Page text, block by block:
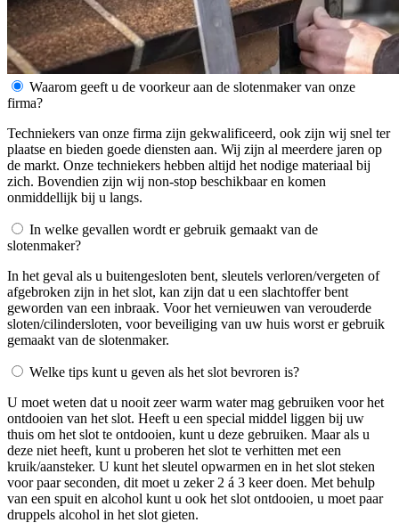
Waarom geeft u de voorkeur aan de slotenmaker van onze
firma?
Techniekers van onze firma zijn gekwalificeerd, ook zijn wij snel ter
plaatse en bieden goede diensten aan. Wij zijn al meerdere jaren op
de markt. Onze techniekers hebben altijd het nodige materiaal bij
zich. Bovendien zijn wij non-stop beschikbaar en komen
onmiddellijk bij u langs.
In welke gevallen wordt er gebruik gemaakt van de
slotenmaker?
In het geval als u buitengesloten bent, sleutels verloren/vergeten of
afgebroken zijn in het slot, kan zijn dat u een slachtoffer bent
geworden van een inbraak. Voor het vernieuwen van verouderde
sloten/cilindersloten, voor beveiliging van uw huis worst er gebruik
gemaakt van de slotenmaker.
Welke tips kunt u geven als het slot bevroren is?
U moet weten dat u nooit zeer warm water mag gebruiken voor het
ontdooien van het slot. Heeft u een special middel liggen bij uw
thuis om het slot te ontdooien, kunt u deze gebruiken. Maar als u
deze niet heeft, kunt u proberen het slot te verhitten met een
kruik/aansteker. U kunt het sleutel opwarmen en in het slot steken
voor paar seconden, dit moet u zeker 2 á 3 keer doen. Met behulp
van een spuit en alcohol kunt u ook het slot ontdooien, u moet paar
druppels alcohol in het slot gieten.